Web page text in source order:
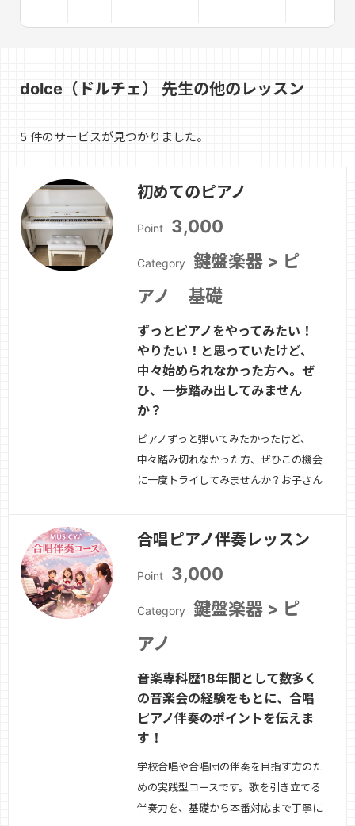
dolce（ドルチェ） 先生の他のレッスン
5 件のサービスが見つかりました。
初めてのピアノ
Point 3,000
Category
鍵盤楽器 > ピ
アノ 基礎
ずっとピアノをやってみたい！
やりたい！と思っていたけど、
中々始められなかった方へ。ぜ
ひ、一歩踏み出してみません
か？
ピアノずっと弾いてみたかったけど、
中々踏み切れなかった方、ぜひこの機会
に一度トライしてみませんか？お子さん
っている方。ぜひ一度自宅でオンライン
合唱ピアノ伴奏レッスン
Point 3,000
Category
鍵盤楽器 > ピ
アノ
音楽専科歴18年間として数多く
の音楽会の経験をもとに、合唱
ピアノ伴奏のポイントを伝えま
す！
学校合唱や合唱団の伴奏を目指す方のた
めの実践型コースです。歌を引き立てる
伴奏力を、基礎から本番対応まで丁寧に